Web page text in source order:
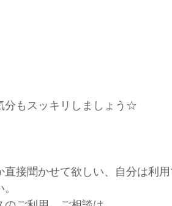
分もスッキリしましょう☆
直接聞かせて欲しい、自分は利